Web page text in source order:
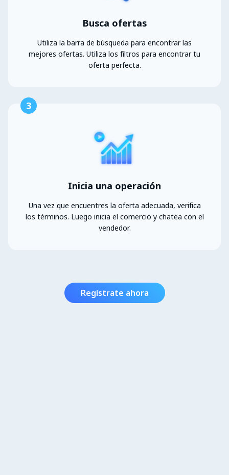
Busca ofertas
Utiliza la barra de búsqueda para encontrar las
mejores ofertas. Utiliza los filtros para encontrar tu
oferta perfecta.
3
Inicia una operación
Una vez que encuentres la oferta adecuada, verifica
los términos. Luego inicia el comercio y chatea con el
vendedor.
Regístrate ahora